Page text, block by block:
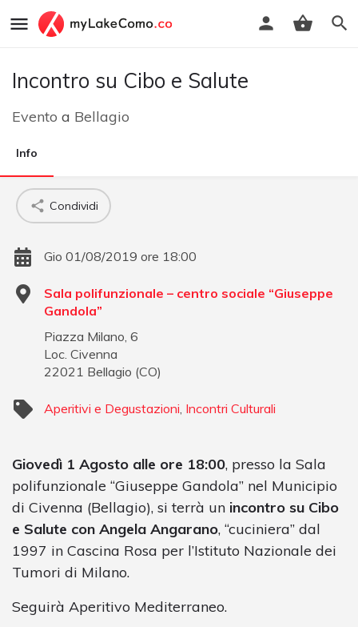
Incontro su Cibo e Salute
Evento a Bellagio
Info
Condividi
Gio 01/08/2019 ore 18:00
Sala polifunzionale – centro sociale “Giuseppe
Gandola”
Piazza Milano, 6
Loc. Civenna
22021 Bellagio (CO)
Aperitivi e Degustazioni, Incontri Culturali
Giovedì 1 Agosto alle ore 18:00, presso la Sala
polifunzionale “Giuseppe Gandola” nel Municipio
di Civenna (Bellagio), si terrà un incontro su Cibo
e Salute con Angela Angarano, “cuciniera” dal
1997 in Cascina Rosa per l’Istituto Nazionale dei
Tumori di Milano.
Seguirà Aperitivo Mediterraneo.